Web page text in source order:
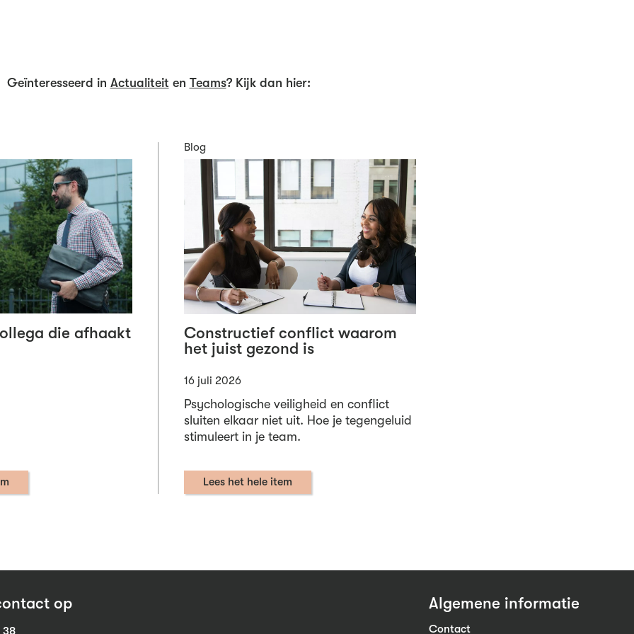
Geïnteresseerd in Actualiteit en Teams? Kijk dan hier:
die afhaakt
Blog
Constructief conflict waarom
het juist gezond is
16 juli 2026
Psychologische veiligheid en conflict
sluiten elkaar niet uit. Hoe je tegengeluid
stimuleert in je team.
Lees het hele item
op
38
Algemene informatie
Contact